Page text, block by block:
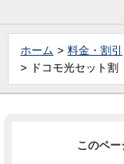
ホーム 料金・割引
ドコモ光セット割
このペー